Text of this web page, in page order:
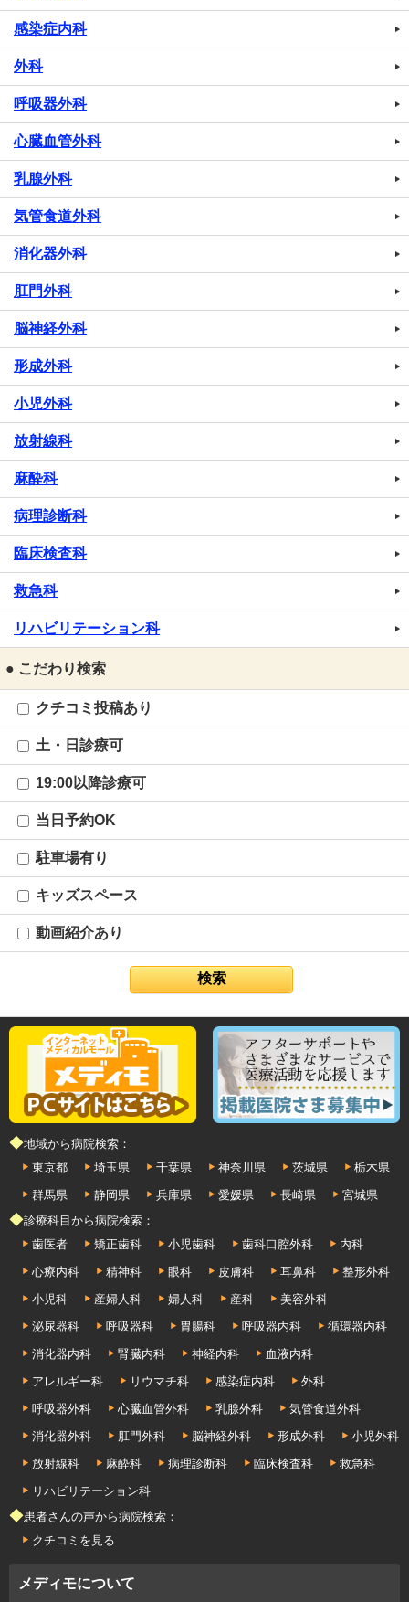
感染症内科
外科
呼吸器外科
心臓血管外科
乳腺外科
気管食道外科
消化器外科
肛門外科
脳神経外科
形成外科
小児外科
放射線科
麻酔科
病理診断科
臨床検査科
救急科
リハビリテーション科
● こだわり検索
クチコミ投稿あり
土・日診療可
19:00以降診療可
当日予約OK
駐車場有り
キッズスペース
動画紹介あり
◆地域から病院検索：
東京都
埼玉県 千葉県 神奈川県 茨城県
栃木県
群馬県
静岡県 兵庫県 愛媛県 長崎県
宮城県
◆診療科目から病院検索：
歯医者
矯正歯科 小児歯科 歯科口腔外科
内科
心療内科
精神科 眼科 皮膚科 耳鼻科
整形外科
小児科
産婦人科 婦人科 産科
美容外科
泌尿器科
呼吸器科 胃腸科 呼吸器内科
循環器内科
消化器内科
腎臓内科 神経内科
血液内科
アレルギー科
リウマチ科 感染症内科
外科
呼吸器外科
心臓血管外科 乳腺外科
気管食道外科
消化器外科
肛門外科 脳神経外科 形成外科
小児外科
放射線科
麻酔科 病理診断科 臨床検査科
救急科
リハビリテーション科
◆患者さんの声から病院検索：
クチコミを見る
メディモについて